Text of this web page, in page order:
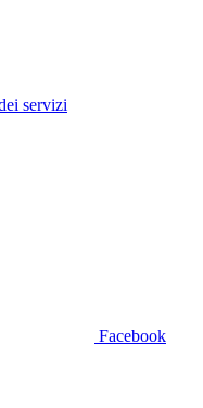
servizi
Facebook